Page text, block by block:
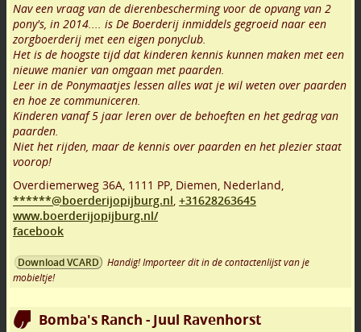
Nav een vraag van de dierenbescherming voor de opvang van 2
pony's, in 2014.... is De Boerderij inmiddels gegroeid naar een
zorgboerderij met een eigen ponyclub.
Het is de hoogste tijd dat kinderen kennis kunnen maken met een
nieuwe manier van omgaan met paarden.
Leer in de Ponymaatjes lessen alles wat je wil weten over paarden
en hoe ze communiceren.
Kinderen vanaf 5 jaar leren over de behoeften en het gedrag van
paarden.
Niet het rijden, maar de kennis over paarden en het plezier staat
voorop!
Overdiemerweg 36A, 1111 PP, Diemen, Nederland,
******@boerderijopijburg.nl, +31628263645
www.boerderijopijburg.nl/
facebook
Download VCARD
Handig! Importeer dit in de contactenlijst van je
mobieltje!
Bomba's Ranch - Juul Ravenhorst